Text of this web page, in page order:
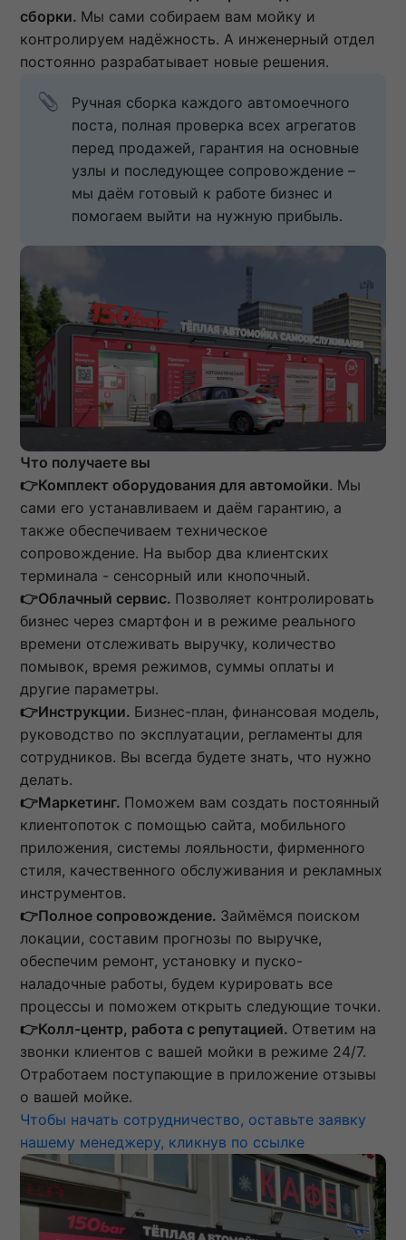
сборки. Мы сами собираем вам мойку и
контролируем надёжность. А инженерный отдел
постоянно разрабатывает новые решения.
Ручная сборка каждого автомоечного
поста, полная проверка всех агрегатов
перед продажей, гарантия на основные
узлы и последующее сопровождение –
мы даём готовый к работе бизнес и
помогаем выйти на нужную прибыль.
Что получаете вы
👉Комплект оборудования для автомойки. Мы
сами его устанавливаем и даём гарантию, а
также обеспечиваем техническое
сопровождение. На выбор два клиентских
терминала - сенсорный или кнопочный.
👉Облачный сервис. Позволяет контролировать
бизнес через смартфон и в режиме реального
времени отслеживать выручку, количество
помывок, время режимов, суммы оплаты и
другие параметры.
👉Инструкции. Бизнес-план, финансовая модель,
руководство по эксплуатации, регламенты для
сотрудников. Вы всегда будете знать, что нужно
делать.
👉Маркетинг. Поможем вам создать постоянный
клиентопоток с помощью сайта, мобильного
приложения, системы лояльности, фирменного
стиля, качественного обслуживания и рекламных
инструментов.
👉Полное сопровождение. Займёмся поиском
локации, составим прогнозы по выручке,
обеспечим ремонт, установку и пуско-
наладочные работы, будем курировать все
процессы и поможем открыть следующие точки.
👉Колл-центр, работа с репутацией. Ответим на
звонки клиентов с вашей мойки в режиме 24/7.
Отработаем поступающие в приложение отзывы
о вашей мойке.
Чтобы начать сотрудничество, оставьте заявку
нашему менеджеру, кликнув по ссылке